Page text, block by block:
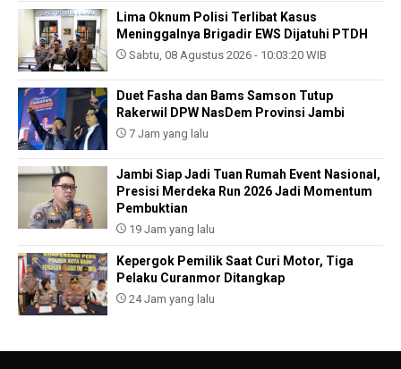
Lima Oknum Polisi Terlibat Kasus
Meninggalnya Brigadir EWS Dijatuhi PTDH
Sabtu, 08 Agustus 2026 - 10:03:20 WIB
Duet Fasha dan Bams Samson Tutup
Rakerwil DPW NasDem Provinsi Jambi
7 Jam yang lalu
Jambi Siap Jadi Tuan Rumah Event Nasional,
Presisi Merdeka Run 2026 Jadi Momentum
Pembuktian
19 Jam yang lalu
Kepergok Pemilik Saat Curi Motor, Tiga
Pelaku Curanmor Ditangkap
24 Jam yang lalu